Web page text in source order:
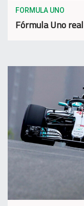
FORMULA UNO
Fórmula Uno